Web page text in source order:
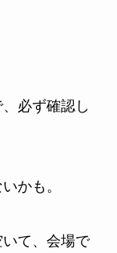
必ず確認し
かも。
て、会場で